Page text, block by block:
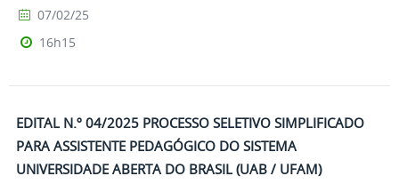
07/02/25
16h15
EDITAL N.º 04/2025 PROCESSO SELETIVO SIMPLIFICADO
PARA ASSISTENTE PEDAGÓGICO DO SISTEMA
UNIVERSIDADE ABERTA DO BRASIL (UAB / UFAM)